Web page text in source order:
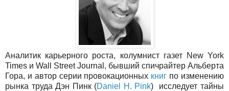
Аналитик карьерного роста, колумнист газет New York
Times и Wall Street Journal, бывший спичрайтер Альберта
Гора, и автор серии провокационных книг по изменению
рынка труда Дэн Пинк (Daniel H. Pink) исследует тайны